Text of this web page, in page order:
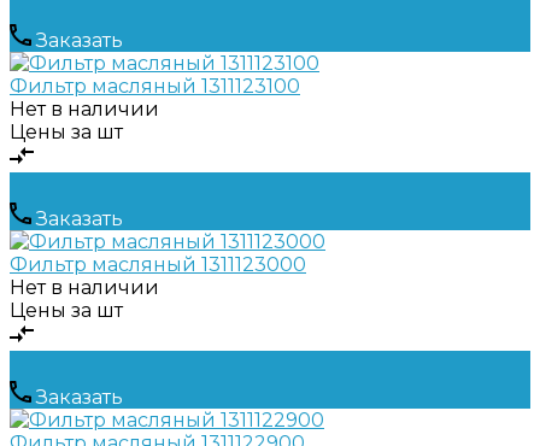
Заказать
Фильтр масляный 1311123100
Нет в наличии
Цены за шт
Заказать
Фильтр масляный 1311123000
Нет в наличии
Цены за шт
Заказать